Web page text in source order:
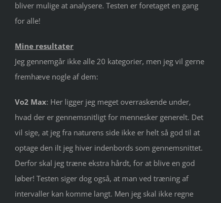
bliver mulige at analysere. Testen er foretaget en gang
for alle!
Mine resultater
Jeg gennemgår ikke alle 20 kategorier, men jeg vil gerne
fremhæve nogle af dem:
Vo2 Max: Her ligger jeg meget overraskende under,
hvad der er gennemsnitligt for mennesker generelt. Det
vil sige, at jeg fra naturens side ikke er helt så god til at
optage den ilt jeg hiver indenbords som gennemsnittet.
Derfor skal jeg træne ekstra hårdt, for at blive en god
løber! Testen siger dog også, at man ved træning af
intervaller kan komme langt. Men jeg skal ikke regne